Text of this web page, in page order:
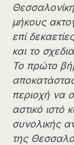
μήκους
επί
και το
Το πρώτο
περιοχή να
αστικό ιστό
συνολικής
της